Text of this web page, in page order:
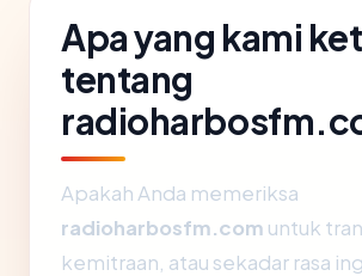
Apa yang kami
tentang
Apakah Anda memeriksa
radioharbosfm.com untuk
kemitraan, atau sekadar rasa